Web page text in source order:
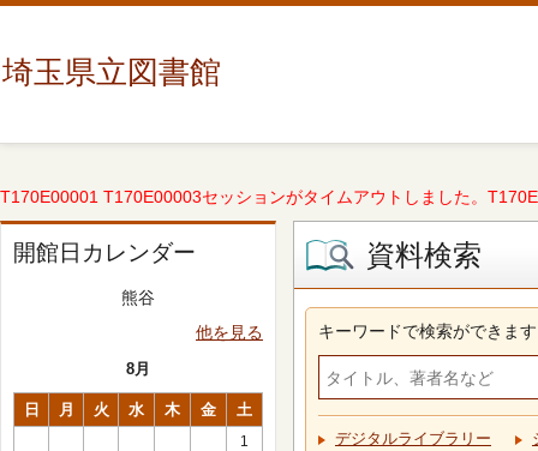
埼玉県立図書館
T170E00001 T170E00003セッションがタイムアウトしました。
開館日カレンダー
熊谷
他を見る
8月
日 月 火 水 木 金 土
1
資料検索
キーワードで検索ができます
デジタルライブラリー